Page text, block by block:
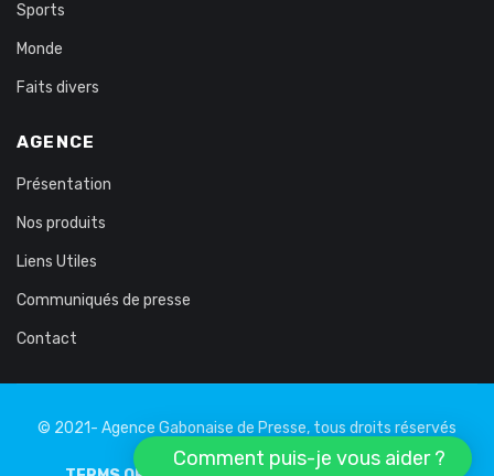
Sports
Monde
Faits divers
AGENCE
Présentation
Nos produits
Liens Utiles
Communiqués de presse
Contact
© 2021- Agence Gabonaise de Presse, tous droits réservés
Comment puis-je vous aider ?